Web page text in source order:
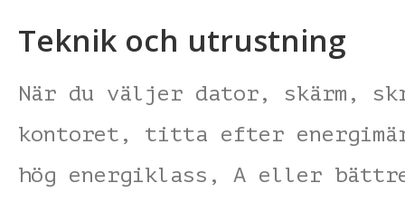
Teknik och utrustning
När du väljer dator, skärm,
kontoret, titta efter
hög energiklass, A eller